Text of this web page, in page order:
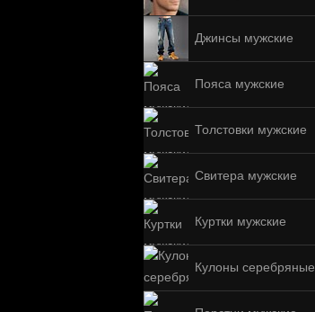
Джинсы мужские
Пояса мужские
Толстовки мужские
Свитера мужские
Куртки мужские
Кулоны серебряные